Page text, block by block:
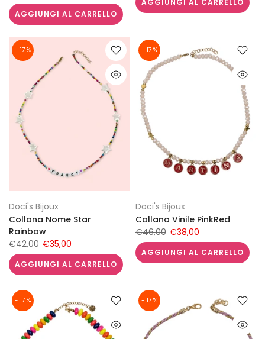
AGGIUNGI AL CARRELLO
AGGIUNGI AL CARRELLO
- 17 %
Doci's Bijoux
Collana Nome Star
Rainbow
€42,00 €35,00
AGGIUNGI AL CARRELLO
- 17 %
Doci's Bijoux
Collana Vinile PinkRed
€46,00 €38,00
AGGIUNGI AL CARRELLO
- 17 % - 17 %